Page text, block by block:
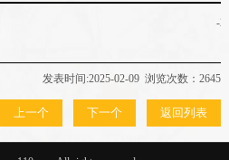
-
发表时间:2025-02-09 浏览次数：2645
上一个 下一个 返回列表